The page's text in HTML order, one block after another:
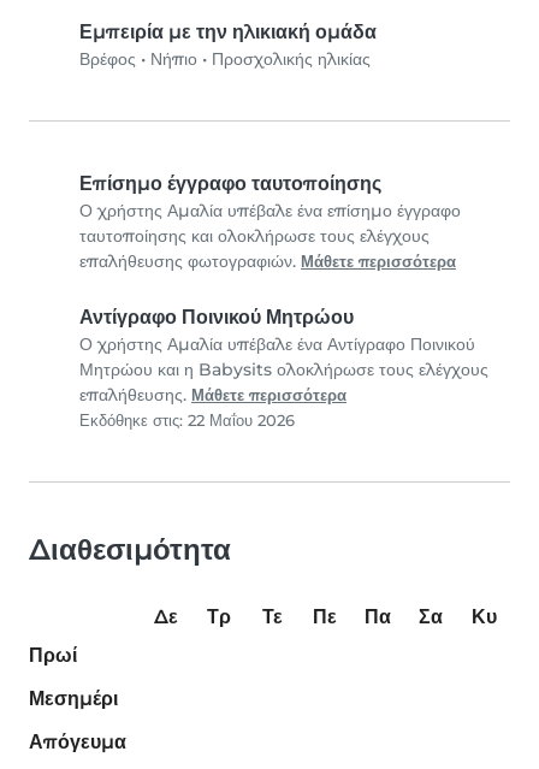
Εμπειρία με την ηλικιακή ομάδα
Βρέφος • Νήπιο • Προσχολικής ηλικίας
Επίσημο έγγραφο ταυτοποίησης
Ο χρήστης Αμαλία υπέβαλε ένα επίσημο έγγραφο
ταυτοποίησης και ολοκλήρωσε τους ελέγχους
επαλήθευσης φωτογραφιών. Μάθετε περισσότερα
Αντίγραφο Ποινικού Μητρώου
Ο χρήστης Αμαλία υπέβαλε ένα Αντίγραφο Ποινικού
Μητρώου και η Babysits ολοκλήρωσε τους ελέγχους
επαλήθευσης. Μάθετε περισσότερα
Εκδόθηκε στις: 22 Μαΐου 2026
Διαθεσιμότητα
Δε Τρ Τε Πε Πα Σα
Κυ
Πρωί
Μεσημέρι
Απόγευμα